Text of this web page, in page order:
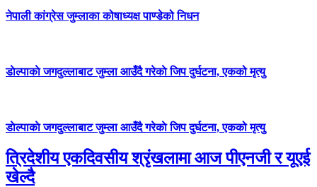
नेपाली कांग्रेस जुम्लाका कोषाध्यक्ष पाण्डेको निधन
डाेल्पाकाे जगदुल्लाबाट जुम्ला आउँदै गरेकाे जिप दुर्घटना, एकको मृत्यु
डाेल्पाकाे जगदुल्लाबाट जुम्ला आउँदै गरेकाे जिप दुर्घटना, एकको मृत्यु
त्रिदेशीय एकदिवसीय श्रृंखलामा आज पीएनजी र यूएई
खेल्दै